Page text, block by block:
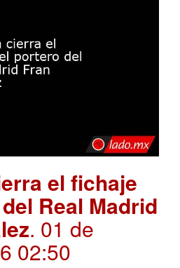
el fichaje
Real Madrid
. 01 de
02:50